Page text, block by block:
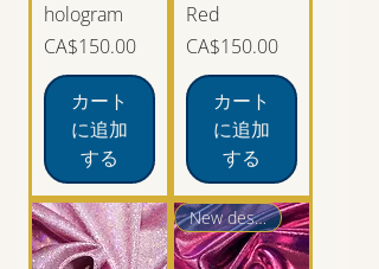
hologram
価格
CA$150.00
カート
に追加
する
Red
価格
CA$150.00
カート
に追加
する
New design